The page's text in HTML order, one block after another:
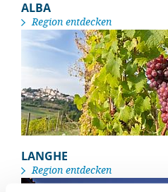
ALBA
Region entdecken
LANGHE
Region entdecken